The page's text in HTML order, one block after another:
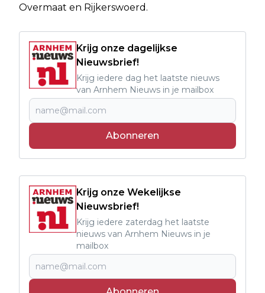
Overmaat en Rijkerswoerd.
Krijg onze dagelijkse
Nieuwsbrief!
Krijg iedere dag het laatste nieuws
van Arnhem Nieuws in je mailbox
Abonneren
Krijg onze Wekelijkse
Nieuwsbrief!
Krijg iedere zaterdag het laatste
nieuws van Arnhem Nieuws in je
mailbox